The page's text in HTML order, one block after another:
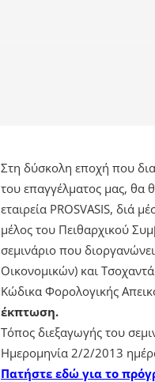
Στη δύσκολη εποχή που
του επαγγέλματος μας, θα
εταιρεία PROSVASIS, διά
μέλος του Πειθαρχικού
σεμινάριο που
Οικονομικών) και
Κώδικα Φορολογικής
έκπτωση.
Τόπος διεξαγωγής του
Ημερομηνία 2/2/2013
Πατήστε εδώ για το